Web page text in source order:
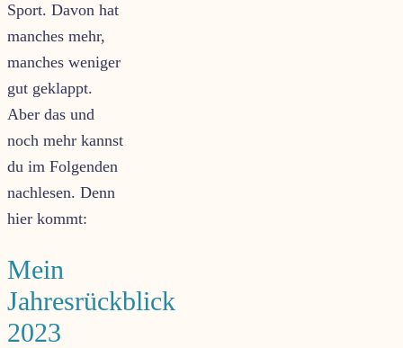
Sport. Davon hat
manches mehr,
manches weniger
gut geklappt.
Aber das und
noch mehr kannst
du im Folgenden
nachlesen. Denn
hier kommt:
Mein
Jahresrückblick
2023